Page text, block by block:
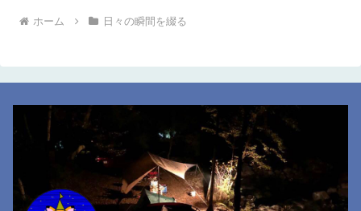
ホーム 日々の瞬間を綴る